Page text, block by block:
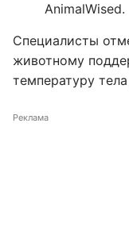
AnimalWised.
Специалисты
животному
температуру
Реклама